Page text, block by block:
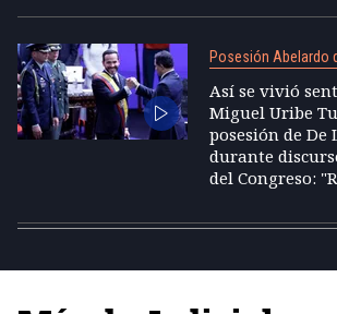
Posesión Abelardo
Así se vivió
Miguel Uribe
posesión de De
durante
del Congreso: